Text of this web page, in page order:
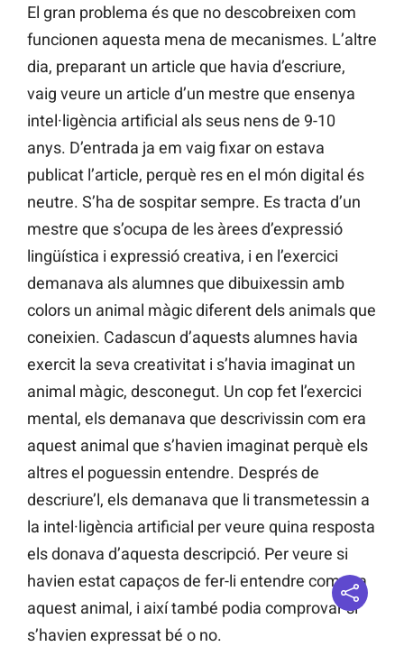
El gran problema és que no descobreixen com
funcionen aquesta mena de mecanismes. L’altre
dia, preparant un article que havia d’escriure,
vaig veure un article d’un mestre que ensenya
intel·ligència artificial als seus nens de 9-10
anys. D’entrada ja em vaig fixar on estava
publicat l’article, perquè res en el món digital és
neutre. S’ha de sospitar sempre. Es tracta d’un
mestre que s’ocupa de les àrees d’expressió
lingüística i expressió creativa, i en l’exercici
demanava als alumnes que dibuixessin amb
colors un animal màgic diferent dels animals que
coneixien. Cadascun d’aquests alumnes havia
exercit la seva creativitat i s’havia imaginat un
animal màgic, desconegut. Un cop fet l’exercici
mental, els demanava que descrivissin com era
aquest animal que s’havien imaginat perquè els
altres el poguessin entendre. Després de
descriure’l, els demanava que li transmetessin a
la intel·ligència artificial per veure quina resposta
els donava d’aquesta descripció. Per veure si
havien estat capaços de fer-li entendre com era
aquest animal, i així també podia comprovar si
s’havien expressat bé o no.